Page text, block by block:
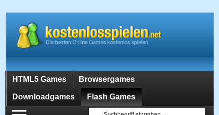
HTML5 Games Browsergames
Downloadgames Flash Games